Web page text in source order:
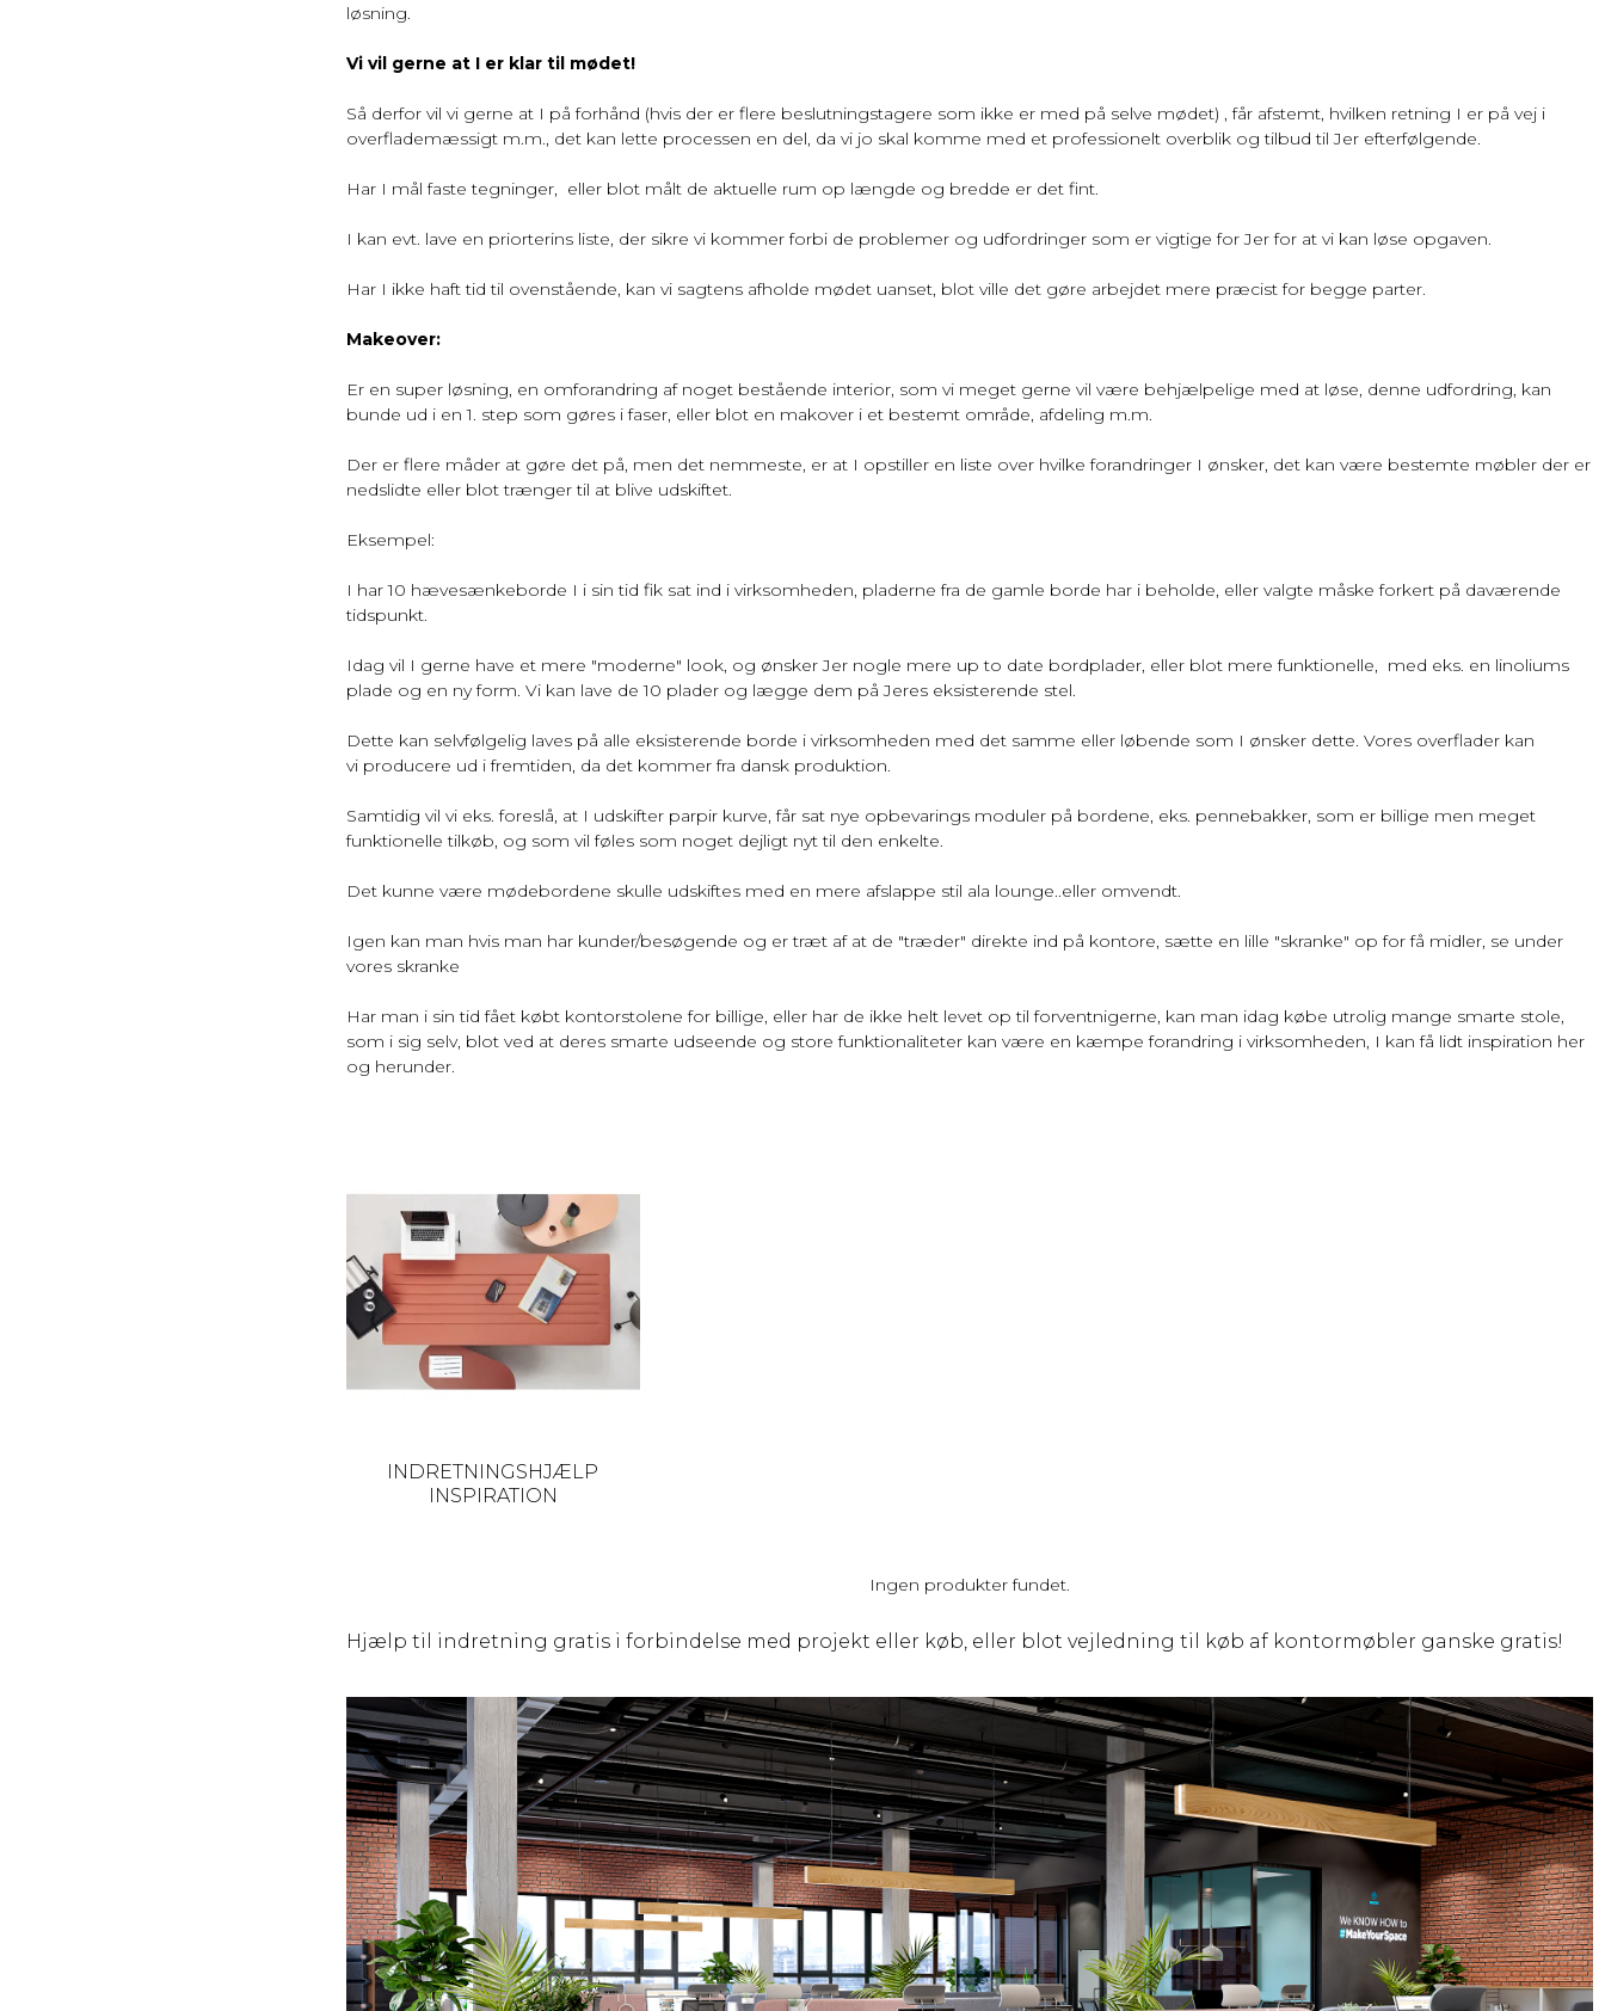
løsning.
Vi vil gerne at I er klar til mødet!
Så derfor vil vi gerne at I på forhånd (hvis der er flere beslutningstagere som ikke er med på selve mødet) , får afstemt, hvilken retning I er på vej i
overflademæssigt m.m., det kan lette processen en del, da vi jo skal komme med et professionelt overblik og tilbud til Jer efterfølgende.
Har I mål faste tegninger, eller blot målt de aktuelle rum op længde og bredde er det fint.
I kan evt. lave en priorterins liste, der sikre vi kommer forbi de problemer og udfordringer som er vigtige for Jer for at vi kan løse opgaven.
Har I ikke haft tid til ovenstående, kan vi sagtens afholde mødet uanset, blot ville det gøre arbejdet mere præcist for begge parter.
Makeover:
Er en super løsning, en omforandring af noget bestående interior, som vi meget gerne vil være behjælpelige med at løse, denne udfordring, kan
bunde ud i en 1. step som gøres i faser, eller blot en makover i et bestemt område, afdeling m.m.
Der er flere måder at gøre det på, men det nemmeste, er at I opstiller en liste over hvilke forandringer I ønsker, det kan være bestemte møbler der er
nedslidte eller blot trænger til at blive udskiftet.
Eksempel:
I har 10 hævesænkeborde I i sin tid fik sat ind i virksomheden, pladerne fra de gamle borde har i beholde, eller valgte måske forkert på daværende
tidspunkt.
Idag vil I gerne have et mere "moderne" look, og ønsker Jer nogle mere up to date bordplader, eller blot mere funktionelle, med eks. en linoliums
plade og en ny form. Vi kan lave de 10 plader og lægge dem på Jeres eksisterende stel.
Dette kan selvfølgelig laves på alle eksisterende borde i virksomheden med det samme eller løbende som I ønsker dette. Vores overflader kan
vi producere ud i fremtiden, da det kommer fra dansk produktion.
Samtidig vil vi eks. foreslå, at I udskifter parpir kurve, får sat nye opbevarings moduler på bordene, eks. pennebakker, som er billige men meget
funktionelle tilkøb, og som vil føles som noget dejligt nyt til den enkelte.
Det kunne være mødebordene skulle udskiftes med en mere afslappe stil ala lounge..eller omvendt.
Igen kan man hvis man har kunder/besøgende og er træt af at de "træder" direkte ind på kontore, sætte en lille "skranke" op for få midler, se under
vores skranke
Har man i sin tid fået købt kontorstolene for billige, eller har de ikke helt levet op til forventnigerne, kan man idag købe utrolig mange smarte stole,
som i sig selv, blot ved at deres smarte udseende og store funktionaliteter kan være en kæmpe forandring i virksomheden, I kan få lidt inspiration her
og herunder.
INDRETNINGSHJÆLP
INSPIRATION
Ingen produkter fundet.
Hjælp til indretning gratis i forbindelse med projekt eller køb, eller blot vejledning til køb af kontormøbler ganske gratis!